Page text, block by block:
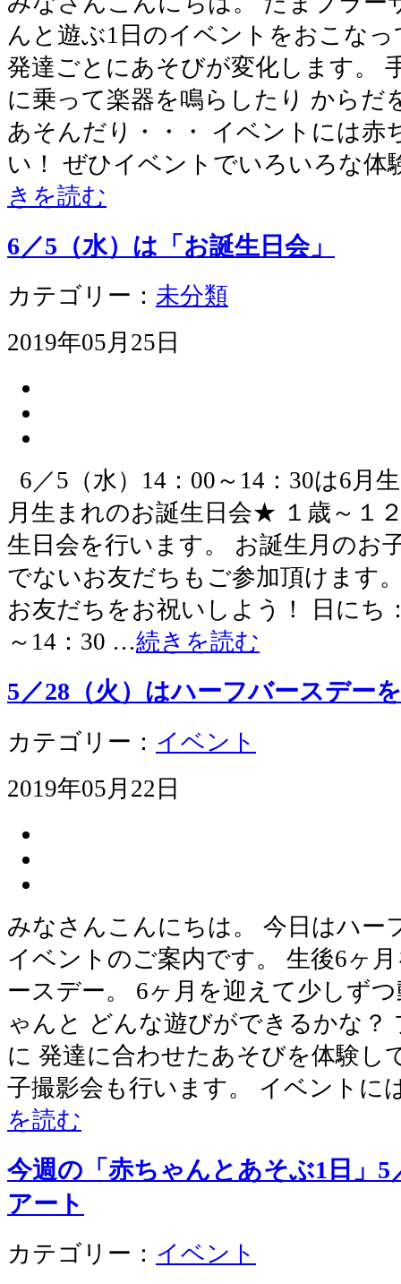
んと遊ぶ1日のイベントをおこな
発達ごとにあそびが変化します。
に乗って楽器を鳴らしたり からだ
あそんだり・・・ イベントには赤
い！ ぜひイベントでいろいろな
きを読む
6／5（水）は「お誕生日会」
カテゴリー： 未分類
2019年05月25日
6／5（水）14：00～14：30は6月
月生まれのお誕生日会★ １歳～１
生日会を行います。 お誕生月のお
でないお友だちもご参加頂けます
お友だちをお祝いしよう！ 日にち
～14：30 …続きを読む
5／28（火）はハーフバースデー
カテゴリー： イベント
2019年05月22日
みなさんこんにちは。 今日はハー
イベントのご案内です。 生後6ヶ
ースデー。 6ヶ月を迎えて少しず
ゃんと どんな遊びができるかな？
に 発達に合わせたあそびを体験し
子撮影会も行います。 イベント
を読む
今週の「赤ちゃんとあそぶ1日」5
アート
カテゴリー： イベント